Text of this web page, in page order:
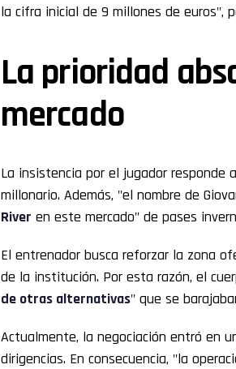
la cifra inicial de 9 millones de euros",
La prioridad
mercado
La insistencia por el jugador responde
millonario. Además, "el nombre de
River en este mercado" de pases
El entrenador busca reforzar la zona
de la institución. Por esta razón, el
de otras alternativas" que se
Actualmente, la negociación entró en
dirigencias. En consecuencia, "la